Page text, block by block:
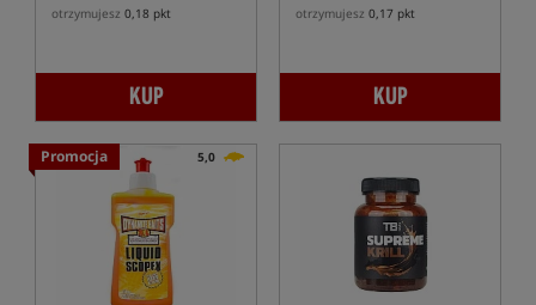
otrzymujesz 0,18 pkt
KUP
otrzymujesz 0,17 pkt
KUP
Promocja 5,0